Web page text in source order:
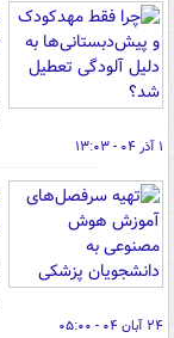
۱ آذر ۰۴ - ۱۳:۰۳
۲۴ آبان ۰۴ - ۰۵:۰۰